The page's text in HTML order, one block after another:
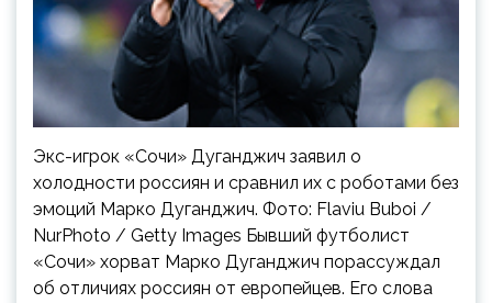
Экс-игрок «Сочи» Дуганджич заявил о
холодности россиян и сравнил их с роботами без
эмоций Марко Дуганджич. Фото: Flaviu Buboi /
NurPhoto / Getty Images Бывший футболист
«Сочи» хорват Марко Дуганджич порассуждал
об отличиях россиян от европейцев. Его слова